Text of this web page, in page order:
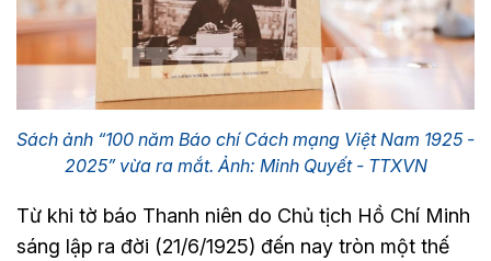
Sách ảnh “100 năm Báo chí Cách mạng Việt Nam 1925 -
2025” vừa ra mắt. Ảnh: Minh Quyết - TTXVN
Từ khi tờ báo Thanh niên do Chủ tịch Hồ Chí Minh
sáng lập ra đời (21/6/1925) đến nay tròn một thế